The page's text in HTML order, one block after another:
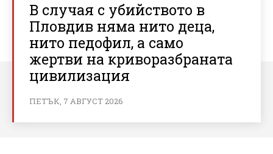
В случая с убийството в
Пловдив няма нито деца,
нито педофил, а само
жертви на криворазбраната
цивилизация
ПЕТЪК, 7 АВГУСТ 2026